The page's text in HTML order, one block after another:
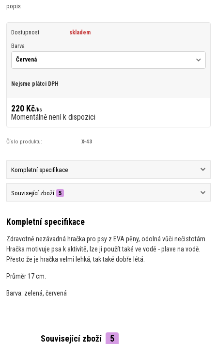
popis
Dostupnost skladem
Barva
Nejsme plátci DPH
220 Kč/ks
Momentálně není k dispozici
Číslo produktu: X-43
Kompletní specifikace
Související zboží 5
Kompletní specifikace
Zdravotně nezávadná hračka pro psy z EVA pěny, odolná vůči nečistotám.
Hračka motivuje psa k aktivitě, lze ji použít také ve vodě - plave na vodě.
Přesto že je hračka velmi lehká, tak také dobře létá.
Průměr 17 cm.
Barva: zelená, červená
Související zboží 5